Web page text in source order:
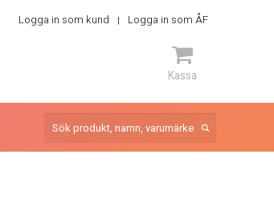
Logga in som kund Logga in som ÅF
Kassa
ARTIKEL